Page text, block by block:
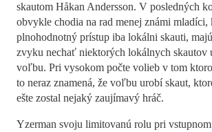
skautom Håkan Andersson. V posledných
obvykle chodia na rad menej známi
plnohodnotný prístup iba lokálni skauti,
zvyku nechať niektorých lokálnych skautov
voľbu. Pri vysokom počte volieb v tom
to neraz znamená, že voľbu urobí skaut,
ešte zostal nejaký zaujímavý hráč.
Yzerman svoju limitovanú rolu pri